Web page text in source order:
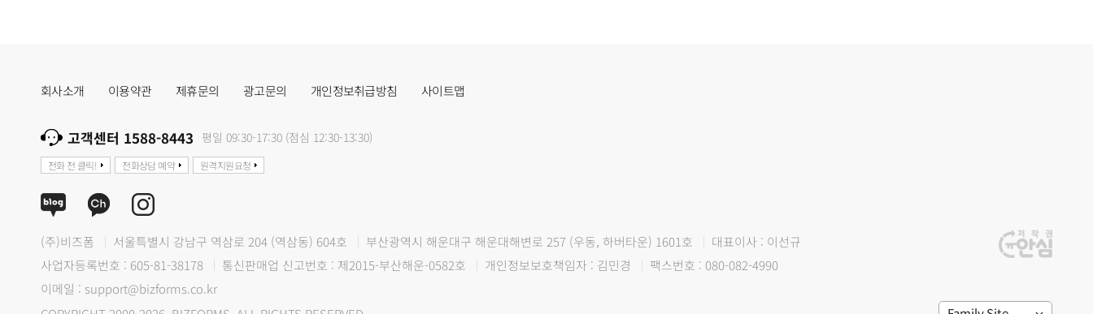
회사소개 이용약관 제휴문의 광고문의 개인정보취급방침 사이트맵
고객센터 1588-8443 평일 09:30-17:30 (점심 12:30-13:30)
전화 전 클릭! 전화상담 예약 원격지원요청
(주)비즈폼 서울특별시 강남구 역삼로 204 (역삼동) 604호 부산광역시 해운대구 해운대해변로 257 (우동, 하버타운) 1601호
대표이사 : 이선규
사업자등록번호 : 605-81-38178
통신판매업 신고번호 : 제2015-부산해운-0582호 개인정보보호책임자 : 김민경
팩스번호 : 080-082-4990
이메일 : support@bizforms.co.kr